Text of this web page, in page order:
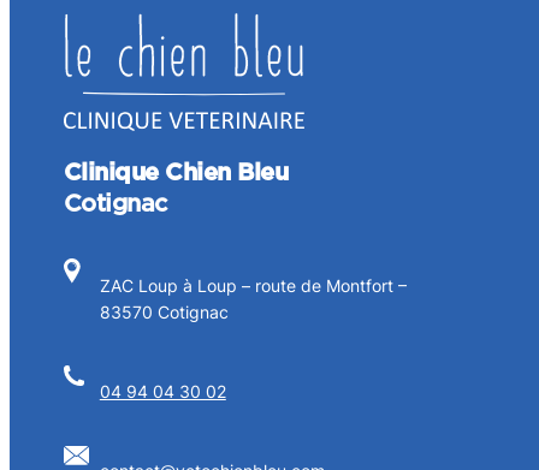
Clinique Chien Bleu
Cotignac
ZAC Loup à Loup – route de Montfort –
83570 Cotignac
04 94 04 30 02